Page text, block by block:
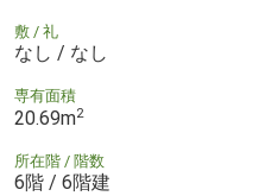
敷 / 礼
なし / なし
専有面積
20.69m2
所在階 / 階数
6階 / 6階建